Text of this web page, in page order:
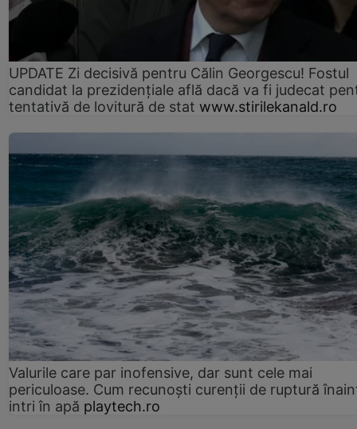
UPDATE Zi decisivă pentru Călin Georgescu! Fostul
candidat la prezidențiale află dacă va fi judecat
tentativă de lovitură de stat www.stirilekanald.ro
Valurile care par inofensive, dar sunt cele mai
periculoase. Cum recunoști curenții de ruptură
intri în apă playtech.ro